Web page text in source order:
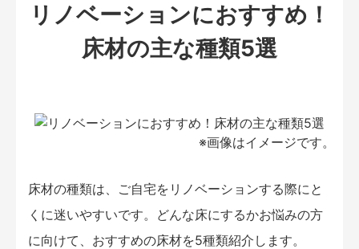
リノベーションにおすすめ！
床材の主な種類5選
※画像はイメージです。
床材の種類は、ご自宅をリノベーションする際にと
くに迷いやすいです。どんな床にするかお悩みの方
に向けて、おすすめの床材を5種類紹介します。